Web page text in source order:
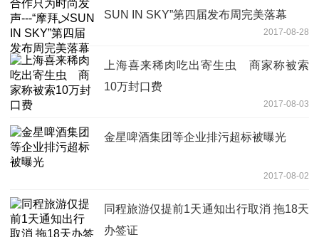
SUN IN SKY”第四届发布周完美落幕
2017-08-28
上海喜来稀肉吃出寄生虫 商家称被索
10万封口费
2017-08-03
金星啤酒集团等企业排污超标被曝光
2017-08-02
同程旅游仅提前1天通知出行取消 拖18天
办签证